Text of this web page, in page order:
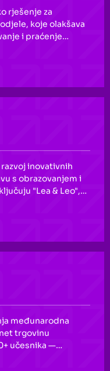
rješenje za
koje olakšava
i praćenje
o klijentima,
i
inovativnih
s obrazovanjem i
"Lea & Leo",
izazovima
akcijsku igru u
međunarodna
trgovinu
učesnika —
operatere i